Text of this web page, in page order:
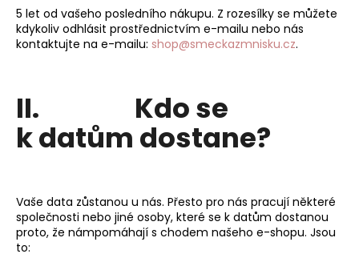
5 let od vašeho posledního nákupu. Z rozesílky se můžete
kdykoliv odhlásit prostřednictvím e-mailu nebo nás
kontaktujte na e-mailu: shop@smeckazmnisku.cz.
II. Kdo se
k datům dostane?
Vaše data zůstanou u nás. Přesto pro nás pracují některé
společnosti nebo jiné osoby, které se k datům dostanou
proto, že námpomáhají s chodem našeho e-shopu. Jsou
to: